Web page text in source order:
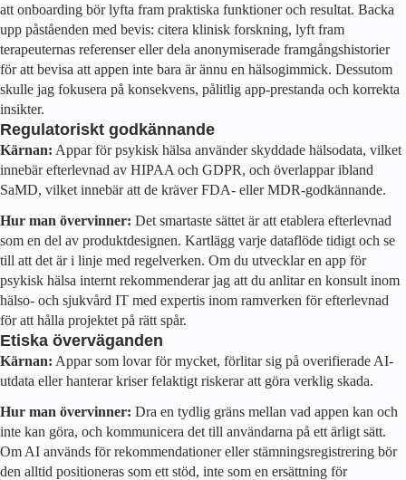
att onboarding bör lyfta fram praktiska funktioner och resultat. Backa
upp påståenden med bevis: citera klinisk forskning, lyft fram
terapeuternas referenser eller dela anonymiserade framgångshistorier
för att bevisa att appen inte bara är ännu en hälsogimmick. Dessutom
skulle jag fokusera på konsekvens, pålitlig app-prestanda och korrekta
insikter.
Regulatoriskt godkännande
Kärnan: Appar för psykisk hälsa använder skyddade hälsodata, vilket
innebär efterlevnad av HIPAA och GDPR, och överlappar ibland
SaMD, vilket innebär att de kräver FDA- eller MDR-godkännande.
Hur man övervinner: Det smartaste sättet är att etablera efterlevnad
som en del av produktdesignen. Kartlägg varje dataflöde tidigt och se
till att det är i linje med regelverken. Om du utvecklar en app för
psykisk hälsa internt rekommenderar jag att du anlitar en konsult inom
hälso- och sjukvård IT med expertis inom ramverken för efterlevnad
för att hålla projektet på rätt spår.
Etiska överväganden
Kärnan: Appar som lovar för mycket, förlitar sig på overifierade AI-
utdata eller hanterar kriser felaktigt riskerar att göra verklig skada.
Hur man övervinner: Dra en tydlig gräns mellan vad appen kan och
inte kan göra, och kommunicera det till användarna på ett ärligt sätt.
Om AI används för rekommendationer eller stämningsregistrering bör
den alltid positioneras som ett stöd, inte som en ersättning för